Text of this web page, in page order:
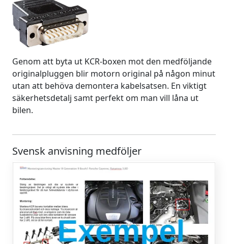
Genom att byta ut KCR-boxen mot den medföljande
originalpluggen blir motorn original på någon minut
utan att behöva demontera kabelsatsen. En viktigt
säkerhetsdetalj samt perfekt om man vill låna ut
bilen.
Svensk anvisning medföljer